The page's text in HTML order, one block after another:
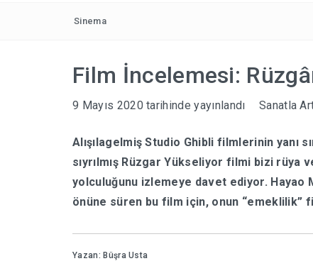
Sinema
Film İncelemesi:
9 Mayıs 2020 tarihinde yayınlandı Sanatla
Alışılagelmiş Studio Ghibli filmlerinin yanı
sıyrılmış Rüzgar Yükseliyor filmi bizi rüya
yolculuğunu izlemeye davet ediyor. Hayao
önüne süren bu film için, onun “emeklilik”
Yazan: Büşra Usta